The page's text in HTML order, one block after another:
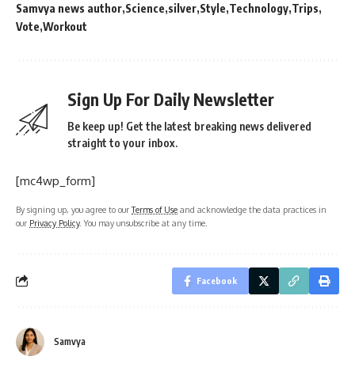
Samvya news author Science silver Style Technology Trips
Vote Workout
Sign Up For Daily Newsletter
Be keep up! Get the latest breaking news delivered
straight to your inbox.
[mc4wp_form]
By signing up, you agree to ourTerms of Use and acknowledge the data practices in
our Privacy Policy. You may unsubscribe at any time.
Facebook
Samvya